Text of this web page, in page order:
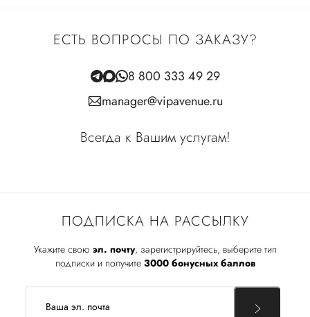
ПОДПИСКА НА РАССЫЛКУ
Укажите свою эл. почту, зарегистрируйтесь, выберите тип
подписки и получите 3000 бонусных баллов
ЕСТЬ ВОПРОСЫ ПО ЗАКАЗУ?
8 800 333 49 29
manager@vipavenue.ru
Всегда к Вашим услугам!